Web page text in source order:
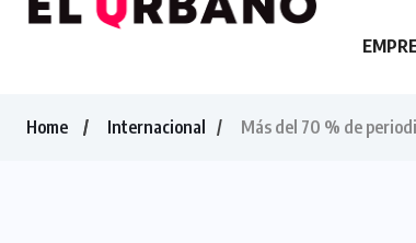
Home Internacional Más del 70 % de